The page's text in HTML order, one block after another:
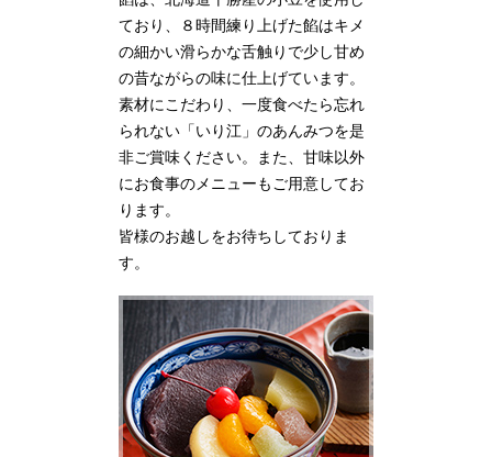
ており、８時間練り上げた餡はキメ
の細かい滑らかな舌触りで少し甘め
の昔ながらの味に仕上げています。
素材にこだわり、一度食べたら忘れ
られない「いり江」のあんみつを是
非ご賞味ください。また、甘味以外
にお食事のメニューもご用意してお
ります。
皆様のお越しをお待ちしておりま
す。